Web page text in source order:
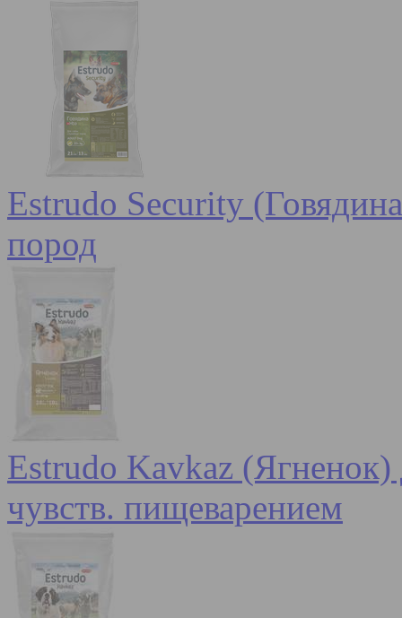
Estrudo Security
пород
Estrudo Kavkaz (Ягненок)
чувств. пищеварением